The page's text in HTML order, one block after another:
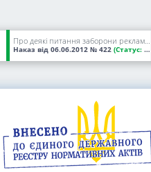
Про деякі питання заборони рекламування лікарських засобів
Наказ від 06.06.2012 № 422 (Статус: